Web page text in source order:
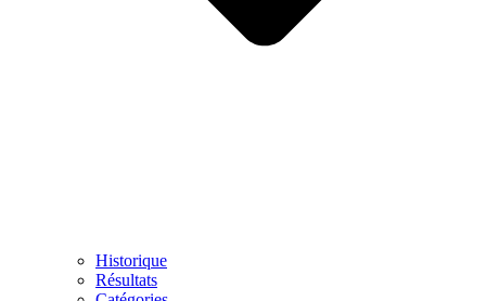
Historique
Résultats